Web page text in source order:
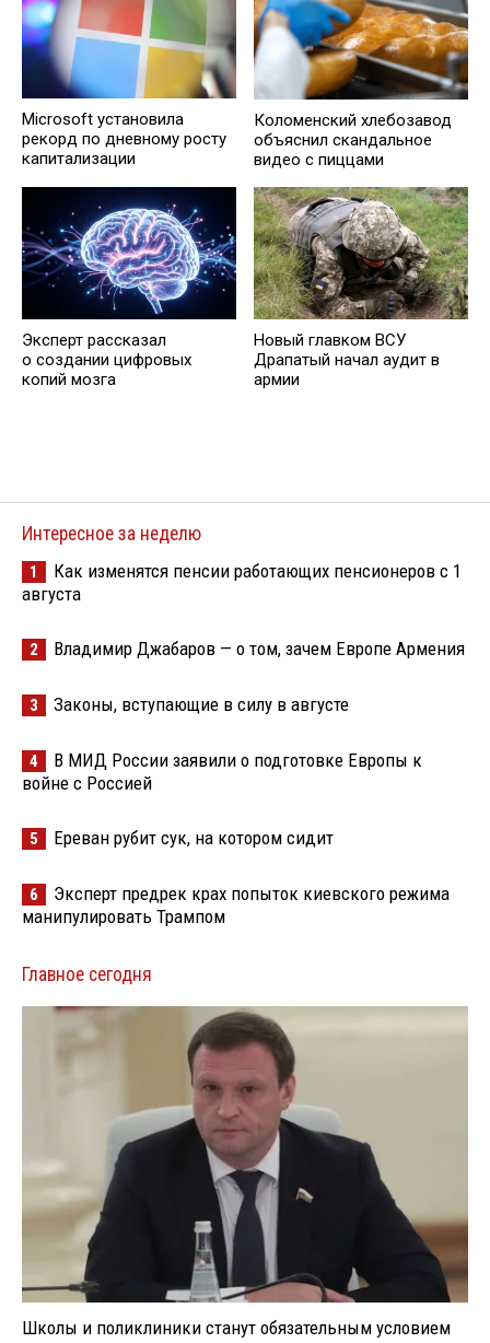
Microsoft установила
рекорд по дневному росту
капитализации
Коломенский хлебозавод
объяснил скандальное
видео с пиццами
Эксперт рассказал
о создании цифровых
копий мозга
Новый главком ВСУ
Драпатый начал аудит в
армии
Интересное за неделю
1
Как изменятся пенсии работающих пенсионеров с 1
августа
2 Владимир Джабаров — о том, зачем Европе Армения
3 Законы, вступающие в силу в августе
4
В МИД России заявили о подготовке Европы к
войне с Россией
5 Ереван рубит сук, на котором сидит
6
Эксперт предрек крах попыток киевского режима
манипулировать Трампом
Главное сегодня
Школы и поликлиники станут обязательным условием